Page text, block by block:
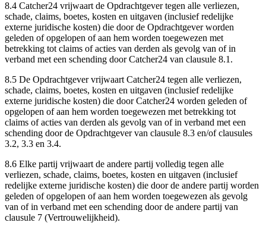
8.4 Catcher24 vrijwaart de Opdrachtgever tegen alle verliezen,
schade, claims, boetes, kosten en uitgaven (inclusief redelijke
externe juridische kosten) die door de Opdrachtgever worden
geleden of opgelopen of aan hem worden toegewezen met
betrekking tot claims of acties van derden als gevolg van of in
verband met een schending door Catcher24 van clausule 8.1.
8.5 De Opdrachtgever vrijwaart Catcher24 tegen alle verliezen,
schade, claims, boetes, kosten en uitgaven (inclusief redelijke
externe juridische kosten) die door Catcher24 worden geleden of
opgelopen of aan hem worden toegewezen met betrekking tot
claims of acties van derden als gevolg van of in verband met een
schending door de Opdrachtgever van clausule 8.3 en/of clausules
3.2, 3.3 en 3.4.
8.6 Elke partij vrijwaart de andere partij volledig tegen alle
verliezen, schade, claims, boetes, kosten en uitgaven (inclusief
redelijke externe juridische kosten) die door de andere partij worden
geleden of opgelopen of aan hem worden toegewezen als gevolg
van of in verband met een schending door de andere partij van
clausule 7 (Vertrouwelijkheid).